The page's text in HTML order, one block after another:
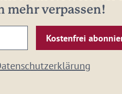
mehr verpassen!